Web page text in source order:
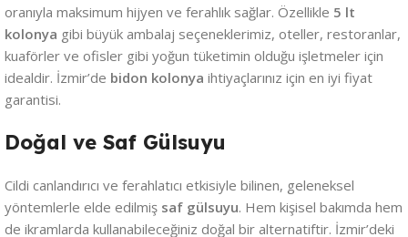
oranıyla maksimum hijyen ve ferahlık sağlar. Özellikle 5 lt
kolonya gibi büyük ambalaj seçeneklerimiz, oteller, restoranlar,
kuaförler ve ofisler gibi yoğun tüketimin olduğu işletmeler için
idealdir. İzmir’de bidon kolonya ihtiyaçlarınız için en iyi fiyat
garantisi.
Doğal ve Saf Gülsuyu
Cildi canlandırıcı ve ferahlatıcı etkisiyle bilinen, geleneksel
yöntemlerle elde edilmiş saf gülsuyu. Hem kişisel bakımda hem
de ikramlarda kullanabileceğiniz doğal bir alternatiftir. İzmir’deki